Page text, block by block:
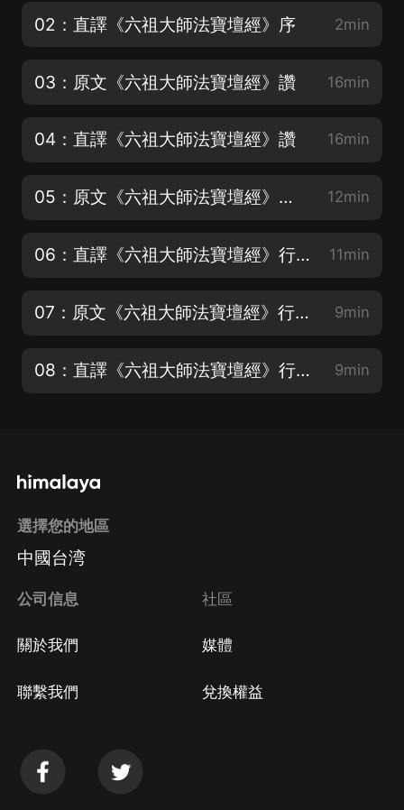
02：直譯《六祖大師法寶壇經》序 2min
03：原文《六祖大師法寶壇經》讚 16min
04：直譯《六祖大師法寶壇經》讚 16min
05：原文《六祖大師法寶壇經》行由 第一 上 12min
06：直譯《六祖大師法寶壇經》行由 第一 上 11min
07：原文《六祖大師法寶壇經》行由 第一 下 9min
08：直譯《六祖大師法寶壇經》行由 第一 下 9min
選擇您的地區
中國台湾
公司信息
關於我們
聯繫我們
社區
媒體
兌換權益